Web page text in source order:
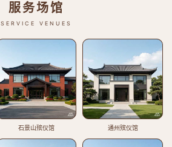
服务场馆
SERVICE VENUES
石景山殡仪馆 通州殡仪馆